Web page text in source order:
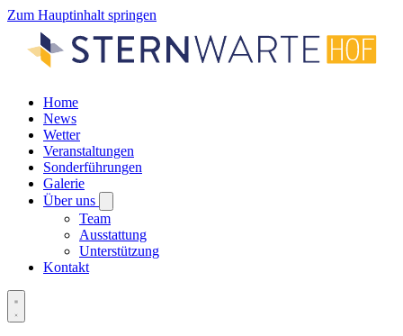
Zum Hauptinhalt springen
Home
News
Wetter
Veranstaltungen
Sonderführungen
Galerie
Über uns
Team
Ausstattung
Unterstützung
Kontakt